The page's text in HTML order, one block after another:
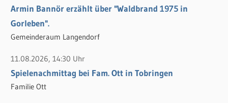
Armin Bannör erzählt über "Waldbrand 1975 in
Gorleben".
Gemeinderaum Langendorf
11.08.2026, 14:30 Uhr
Spielenachmittag bei Fam. Ott in Tobringen
Familie Ott